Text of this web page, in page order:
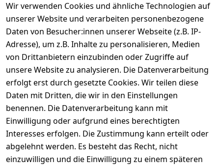
Wir verwenden Cookies und ähnliche Technologien auf
unserer Website und verarbeiten personenbezogene
Daten von Besucher:innen unserer Webseite (z.B. IP-
Adresse), um z.B. Inhalte zu personalisieren, Medien
von Drittanbietern einzubinden oder Zugriffe auf
unsere Website zu analysieren. Die Datenverarbeitung
erfolgt erst durch gesetzte Cookies. Wir teilen diese
Daten mit Dritten, die wir in den Einstellungen
benennen. Die Datenverarbeitung kann mit
Einwilligung oder aufgrund eines berechtigten
Interesses erfolgen. Die Zustimmung kann erteilt oder
abgelehnt werden. Es besteht das Recht, nicht
einzuwilligen und die Einwilligung zu einem späteren
d
m
e
i
s
r.